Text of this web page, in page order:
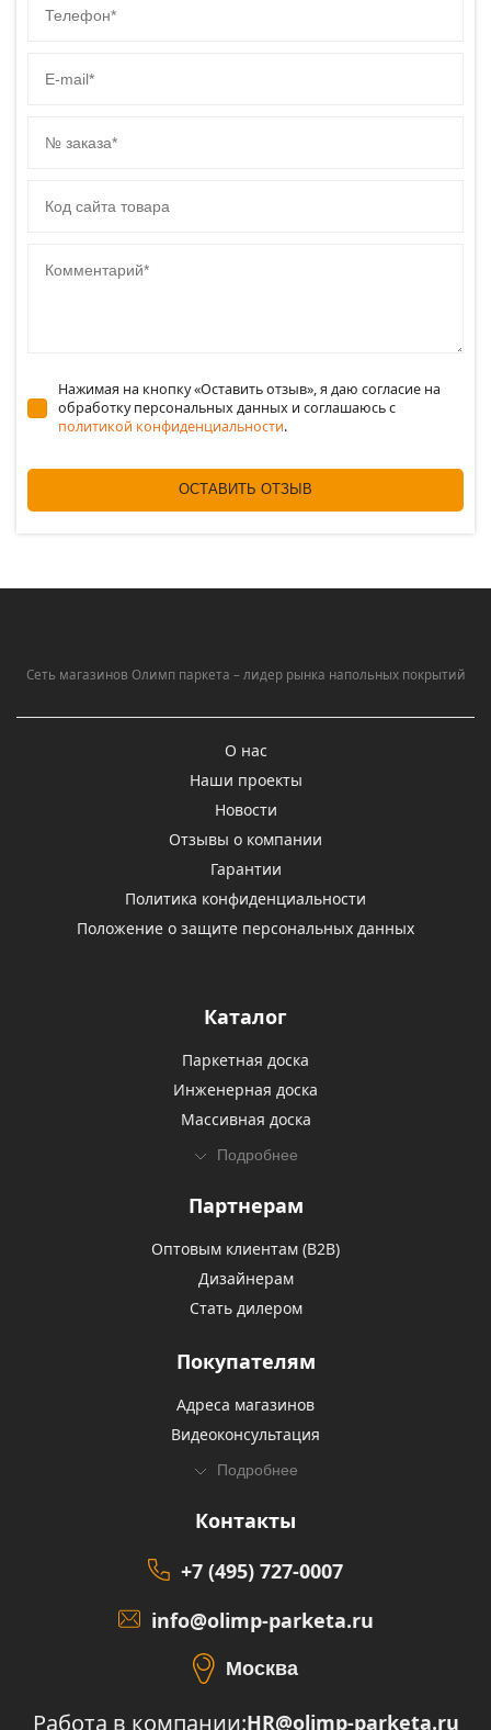
Нажимая на кнопку «Оставить отзыв», я даю согласие на
обработку персональных данных и соглашаюсь c
политикой конфиденциальности.
ОСТАВИТЬ ОТЗЫВ
Сеть магазинов Олимп паркета – лидер рынка напольных покрытий
О нас
Наши проекты
Новости
Отзывы о компании
Гарантии
Политика конфиденциальности
Положение о защите персональных данных
Каталог
Паркетная доска
Инженерная доска
Массивная доска
Подробнее
Партнерам
Оптовым клиентам (В2В)
Дизайнерам
Стать дилером
Покупателям
Адреса магазинов
Видеоконсультация
Подробнее
Контакты
+7 (495) 727-0007
info@olimp-parketa.ru
Москва
Работа в компании:HR@olimp-parketa.ru